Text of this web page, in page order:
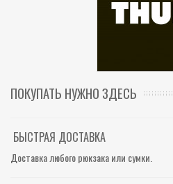
ПОКУПАТЬ НУЖНО ЗДЕСЬ
БЫСТРАЯ ДОСТАВКА
Доставка любого рюкзака или сумки.